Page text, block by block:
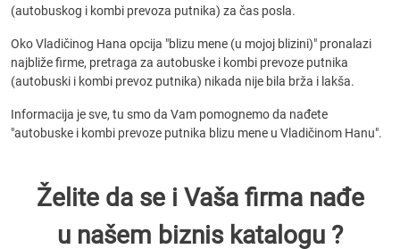
(autobuskog i kombi prevoza putnika) za čas posla.
Oko Vladičinog Hana opcija "blizu mene (u mojoj blizini)" pronalazi
najbliže firme, pretraga za autobuske i kombi prevoze putnika
(autobuski i kombi prevoz putnika) nikada nije bila brža i lakša.
Informacija je sve, tu smo da Vam pomognemo da nađete
"autobuske i kombi prevoze putnika blizu mene u Vladičinom Hanu".
Želite da se i Vaša firma nađe
u našem biznis katalogu ?